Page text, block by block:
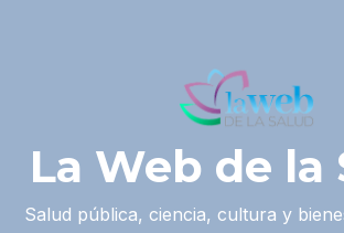
La Web de la
Salud pública, ciencia, cultura y